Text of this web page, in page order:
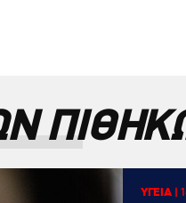
ΥΓΕΙΑ|